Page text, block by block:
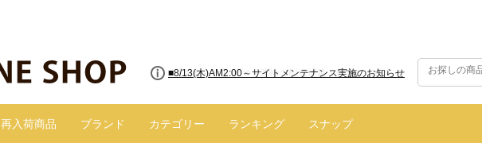
■8/13(木)AM2:00～サイトメンテナンス実施のお知らせ
再入荷商品 ブランド カテゴリー ランキング スナップ